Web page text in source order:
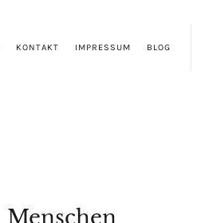
KONTAKT IMPRESSUM BLOG
Menschen